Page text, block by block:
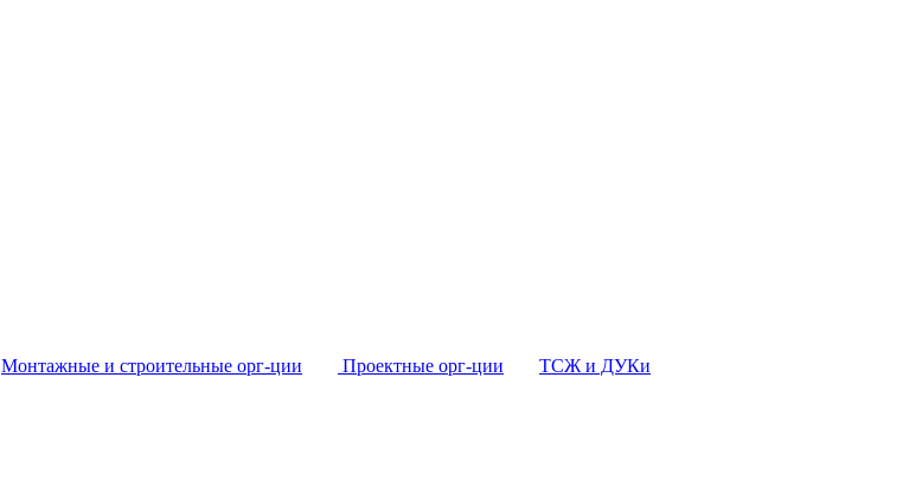
Монтажные и строительные орг-ции Проектные орг-ции ТСЖ и ДУКи